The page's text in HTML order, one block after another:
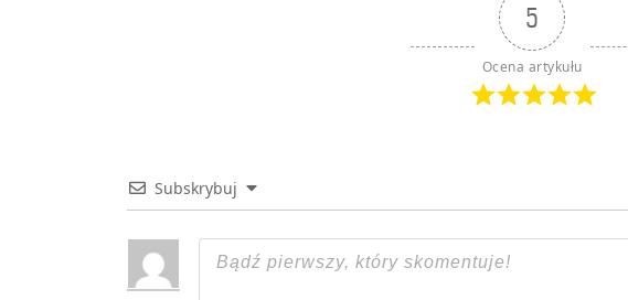
5
Ocena artykułu
Subskrybuj